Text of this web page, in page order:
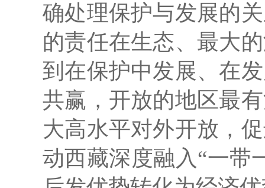
确处理保护与发展的
的责任在生态、最大
到在保护中发展、在
共赢，开放的地区最
大高水平对外开放，
动西藏深度融入“一带